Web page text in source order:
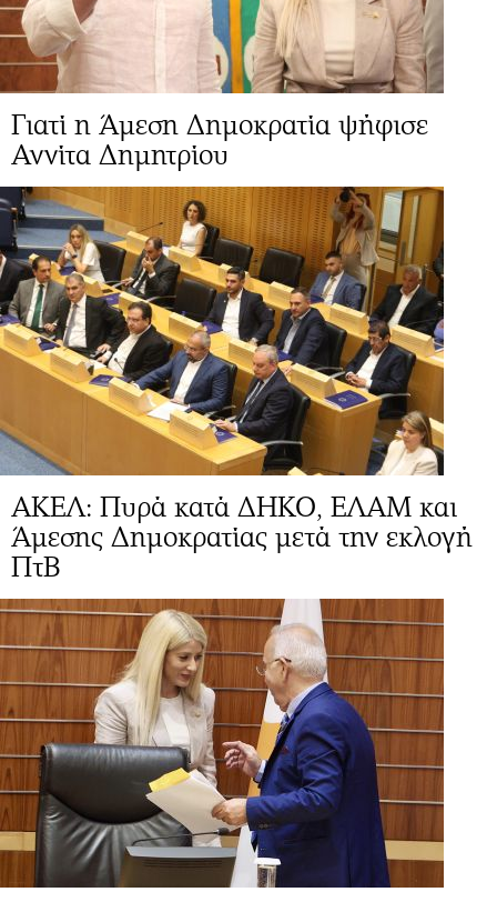
Γιατί η Άμεση Δημοκρατία ψήφισε
Αννίτα Δημητρίου
ΑΚΕΛ: Πυρά κατά ΔΗΚΟ, ΕΛΑΜ και
Άμεσης Δημοκρατίας μετά την εκλογή
ΠτΒ